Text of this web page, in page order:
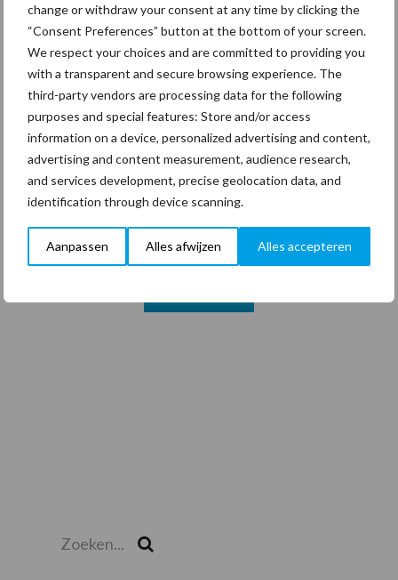
change or withdraw your consent at any time by clicking the
“Consent Preferences” button at the bottom of your screen.
We respect your choices and are committed to providing you
with a transparent and secure browsing experience. The
third-party vendors are processing data for the following
purposes and special features: Store and/or access
information on a device, personalized advertising and content,
advertising and content measurement, audience research,
and services development, precise geolocation data, and
identification through device scanning.
Aanpassen Alles afwijzen Alles accepteren
24 dec
Friendship Sports Centre maakt
vrienden voor het leven
23 dec
Business Apps: breng rust in de
schoonmaakchaos
22 dec
Sportschool Saints & Stars moet
oud-schoonmakers alsnog betalen